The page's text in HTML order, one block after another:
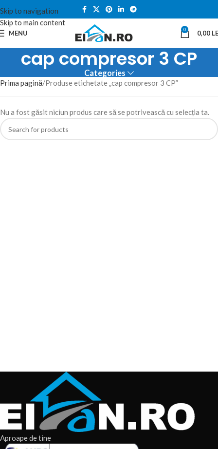
Skip to navigation
Skip to main content
MENU 0 0,00
cap compresor 3 CP
Categories
Prima pagină Produse etichetate „cap compresor 3 CP”
Nu a fost găsit niciun produs care să se potrivească cu selecția ta.
Aproape de tine